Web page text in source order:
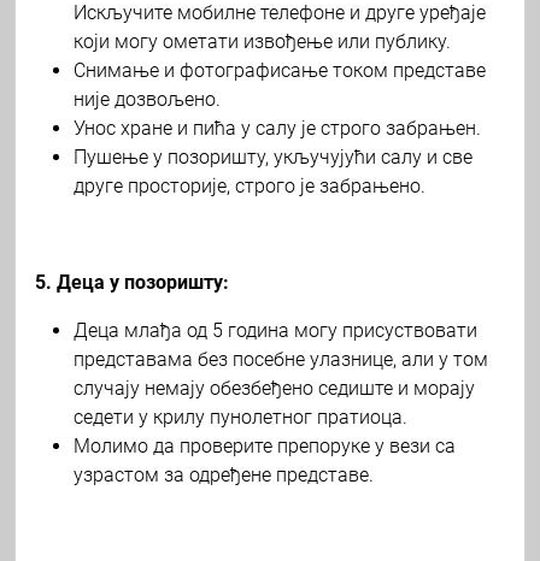
Искључите мобилне телефоне и друге уређаје
који могу ометати извођење или публику.
Снимање и фотографисање током представе
није дозвољено.
Унос хране и пића у салу је строго забрањен.
Пушење у позоришту, укључујући салу и све
друге просторије, строго је забрањено.
5. Деца у позоришту:
Деца млађа од 5 година могу присуствовати
представама без посебне улазнице, али у том
случају немају обезбеђено седиште и морају
седети у крилу пунолетног пратиоца.
Молимо да проверите препоруке у вези са
узрастом за одређене представе.